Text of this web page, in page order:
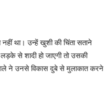
था। उन्हें खुशी की चिंता सताने
से शादी हो जाएगी तो उसकी
ने उनसे विकास दुबे से मुलाकात करने